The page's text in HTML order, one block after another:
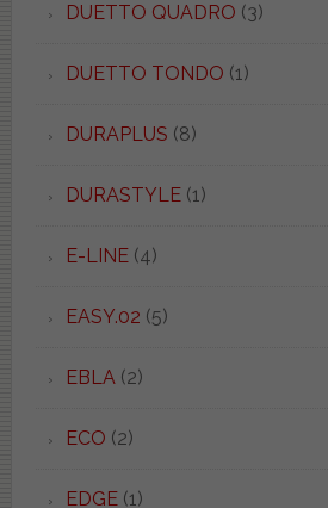
DUETTO QUADRO (3)
DUETTO TONDO (1)
DURAPLUS (8)
DURASTYLE(1)
E-LINE(4)
EASY.02 (5)
EBLA(2)
ECO (2)
EDGE(1)